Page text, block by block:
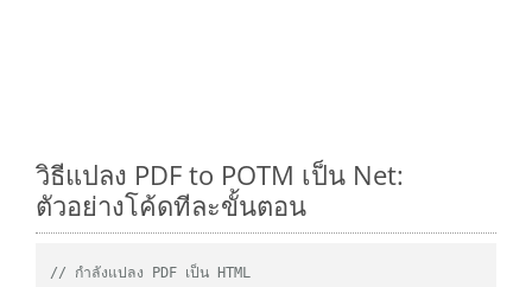
วิธีแปลง PDF to POTM เป็น Net:
ตัวอย่างโค้ดทีละขั้นตอน
// กำลังแปลง PDF เป็น HTML